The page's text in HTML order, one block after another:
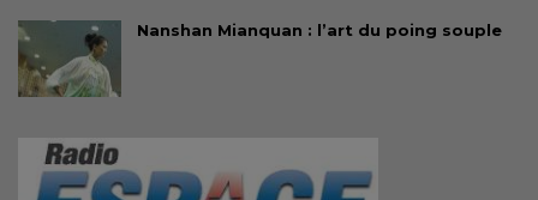
Nanshan Mianquan : l’art du poing souple